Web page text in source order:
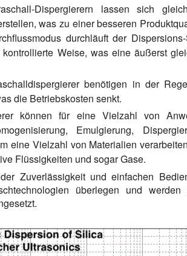
Dispergierern lassen sich
was zu einer besseren
durchläuft der
Weise, was eine äußerst
benötigen in der
die Betriebskosten senkt.
können für eine Vielzahl von
Emulgierung,
eine Vielzahl von Materialien
Flüssigkeiten und sogar Gase.
Zuverlässigkeit und einfachen
überlegen und